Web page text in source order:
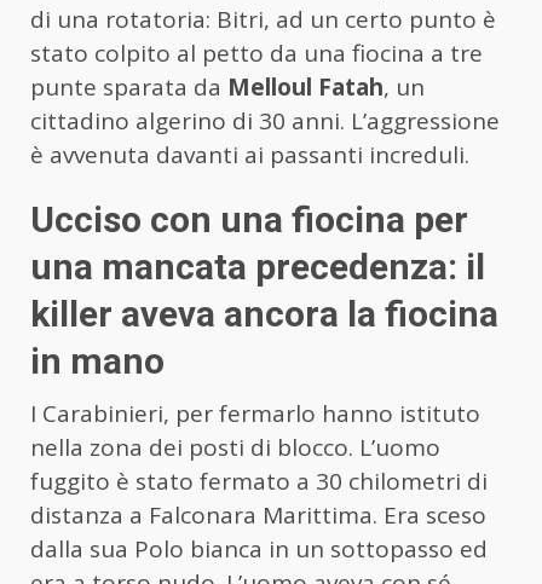
di una rotatoria: Bitri, ad un certo punto è
stato colpito al petto da una fiocina a tre
punte sparata da Melloul Fatah, un
cittadino algerino di 30 anni. L’aggressione
è avvenuta davanti ai passanti increduli.
Ucciso con una fiocina per
una mancata precedenza: il
killer aveva ancora la fiocina
in mano
I Carabinieri, per fermarlo hanno istituto
nella zona dei posti di blocco. L’uomo
fuggito è stato fermato a 30 chilometri di
distanza a Falconara Marittima. Era sceso
dalla sua Polo bianca in un sottopasso ed